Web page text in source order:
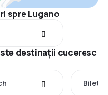
spre Lugano
destinații cuceresc
Bilete